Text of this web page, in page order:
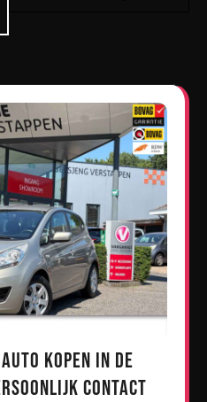
Kopen in de
Contact